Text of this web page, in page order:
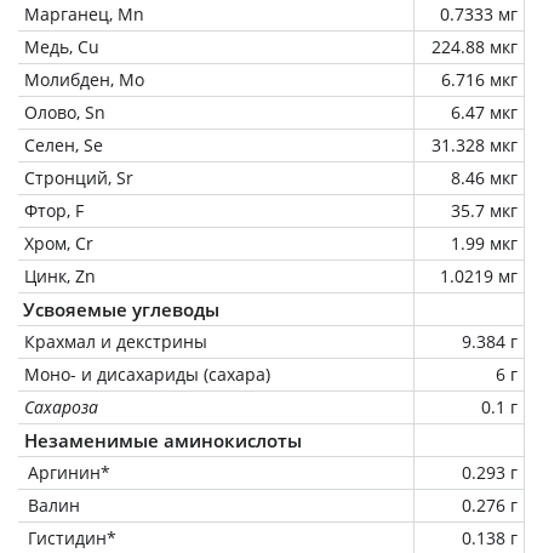
Марганец, Mn
0.7333 мг
Медь, Cu
224.88 мкг
Молибден, Mo
6.716 мкг
Олово, Sn
6.47 мкг
Селен, Se
31.328 мкг
Стронций, Sr
8.46 мкг
Фтор, F
35.7 мкг
Хром, Cr
1.99 мкг
Цинк, Zn
1.0219 мг
Усвояемые углеводы
Крахмал и декстрины
9.384 г
Моно- и дисахариды (сахара)
6 г
Сахароза
0.1 г
Незаменимые аминокислоты
Аргинин*
0.293 г
Валин
0.276 г
Гистидин*
0.138 г